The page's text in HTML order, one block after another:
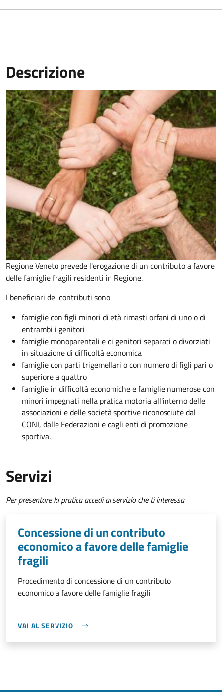
Descrizione
Regione Veneto prevede l'erogazione di un contributo a favore
delle famiglie fragili residenti in Regione.
I beneficiari dei contributi sono:
famiglie con figli minori di età rimasti orfani di uno o di
entrambi i genitori
famiglie monoparentali e di genitori separati o divorziati
in situazione di difficoltà economica
famiglie con parti trigemellari o con numero di figli pari o
superiore a quattro
famiglie in difficoltà economiche e famiglie numerose con
minori impegnati nella pratica motoriaall'interno delle
associazioni e delle società sportive riconosciute dal
CONI, dalle Federazioni e dagli enti di promozione
sportiva.
Servizi
Per presentare la pratica accedi al servizio che ti interessa
Concessione di un contributo
economico a favore delle famiglie
fragili
Procedimento di concessione di un contributo
economico a favore delle famiglie fragili
VAI AL SERVIZIO